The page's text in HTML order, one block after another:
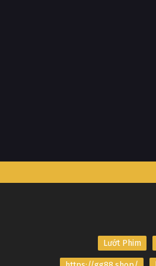
Lướt Phim